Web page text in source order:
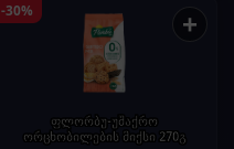
-30% +
ფლორბუ-უშაქრო
ორცხობილების მიქსი 270გ